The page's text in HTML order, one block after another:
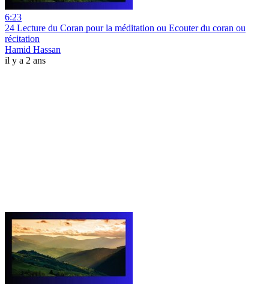
6:23
24 Lecture du Coran pour la méditation ou Ecouter du coran ou
récitation
Hamid Hassan
il y a 2 ans